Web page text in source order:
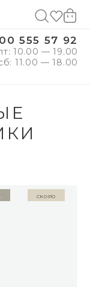
555 57 92
10.00 — 19.00
11.00 — 18.00
Скоро